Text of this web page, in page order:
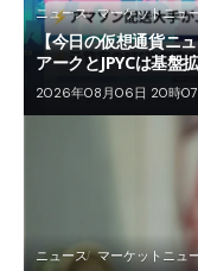
ニュース マーケットニュ
【今日の仮想通貨ニ
アークとJPYCは基盤
2026年08月06日 20時
ニュース マーケットニュ